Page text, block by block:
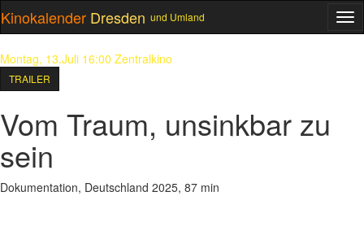
Kinokalender Dresden und Umland
Montag, 13.Juli 16:00 Zentralkino
TRAILER
Vom Traum, unsinkbar zu
sein
Dokumentation, Deutschland 2025, 87 min